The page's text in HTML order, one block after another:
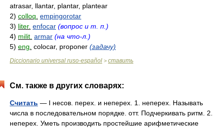
atrasar, llantar, plantar, plantear
2) colloq. empingorotar
3) liter. enfocar (вопрос и т. п.)
4) milit. armar (на что-л.)
5) eng. colocar, proponer (задачу)
Diccionario universal ruso-español > ставить
См. также в других словарях:
Считать — I несов. перех. и неперех. 1. неперех. Называть
числа в последовательном порядке. отт. Подчеркивать ритм. 2.
неперех. Уметь производить простейшие арифметические